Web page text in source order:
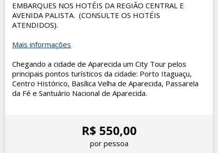
EMBARQUES NOS HOTÉIS DA REGIÃO CENTRAL E
AVENIDA PALISTA. (CONSULTE OS HOTÉIS
ATENDIDOS).
Mais informações
Chegando a cidade de Aparecida um City Tour pelos
principais pontos turísticos da cidade: Porto Itaguaçu,
Centro Histórico, Basílica Velha de Aparecida, Passarela
da Fé e Santuário Nacional de Aparecida.
R$ 550,00
por pessoa